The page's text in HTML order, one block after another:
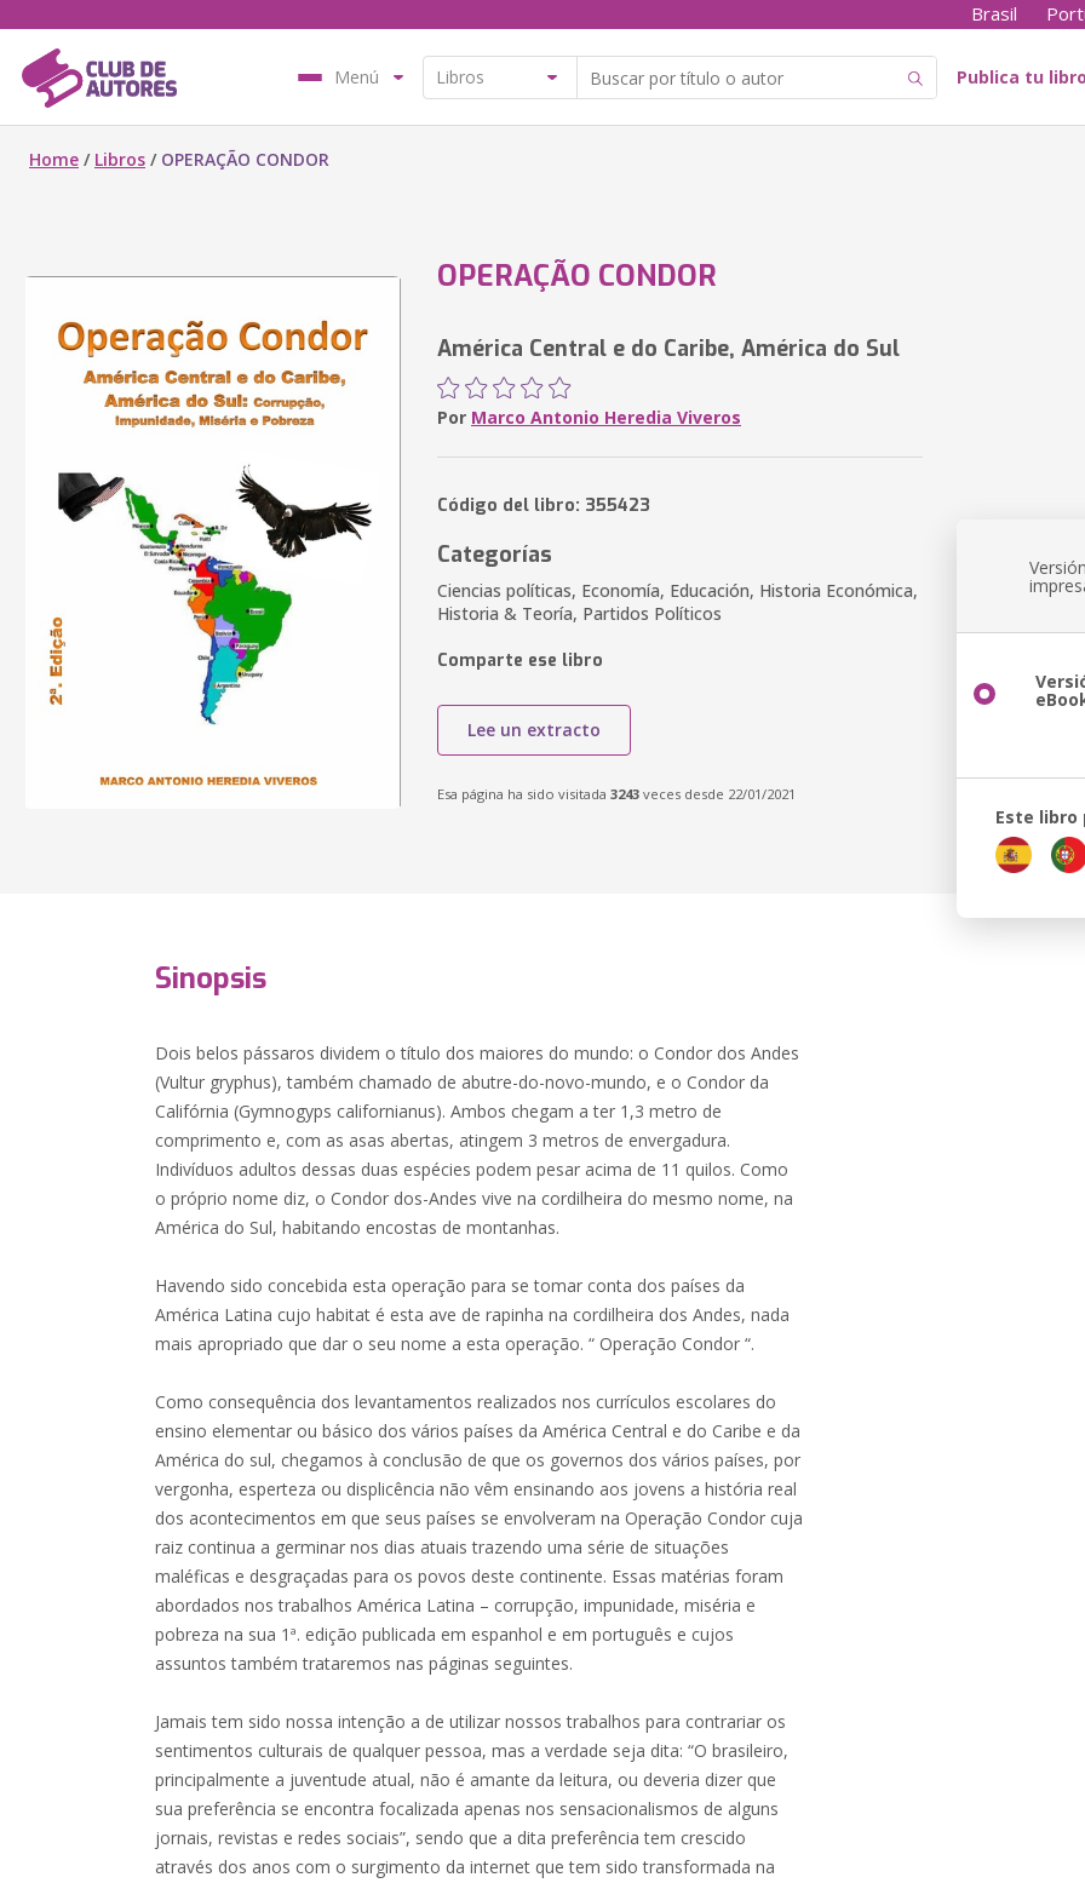
Brasil
Menú Publica tu
Home / Libros / OPERAÇÃO CONDOR
OPERAÇÃO CONDOR
América Central e do Caribe, América do Sul
Por Marco Antonio Heredia Viveros
Código del libro: 355423
Categorías
Ciencias políticas, Economía, Educación, Historia Económica,
Historia & Teoría, Partidos Políticos
Comparte ese libro
Lee un extracto
Esa página ha sido visitada 3243 veces desde 22/01/2021
Este libro
Sinopsis
Dois belos pássaros dividem o título dos maiores do mundo: o Condor dos Andes
(Vultur gryphus), também chamado de abutre-do-novo-mundo, e o Condor da
Califórnia (Gymnogyps californianus). Ambos chegam a ter 1,3 metro de
comprimento e, com as asas abertas, atingem 3 metros de envergadura.
Indivíduos adultos dessas duas espécies podem pesar acima de 11 quilos. Como
o próprio nome diz, o Condor dos-Andes vive na cordilheira do mesmo nome, na
América do Sul, habitando encostas de montanhas.
Havendo sido concebida esta operação para se tomar conta dos países da
América Latina cujo habitat é esta ave de rapinha na cordilheira dos Andes, nada
mais apropriado que dar o seu nome a esta operação. “ Operação Condor “.
Como consequência dos levantamentos realizados nos currículos escolares do
ensino elementar ou básico dos vários países da América Central e do Caribe e da
América do sul, chegamos à conclusão de que os governos dos vários países, por
vergonha, esperteza ou displicência não vêm ensinando aos jovens a história real
dos acontecimentos em que seus países se envolveram na Operação Condor cuja
raiz continua a germinar nos dias atuais trazendo uma série de situações
maléficas e desgraçadas para os povos deste continente. Essas matérias foram
abordados nos trabalhos América Latina – corrupção, impunidade, miséria e
pobreza na sua 1ª. edição publicada em espanhol e em português e cujos
assuntos também trataremos nas páginas seguintes.
Jamais tem sido nossa intenção a de utilizar nossos trabalhos para contrariar os
sentimentos culturais de qualquer pessoa, mas a verdade seja dita: “O brasileiro,
principalmente a juventude atual, não é amante da leitura, ou deveria dizer que
sua preferência se encontra focalizada apenas nos sensacionalismos de alguns
jornais, revistas e redes sociais”, sendo que a dita preferência tem crescido
através dos anos com o surgimento da internet que tem sido transformada na